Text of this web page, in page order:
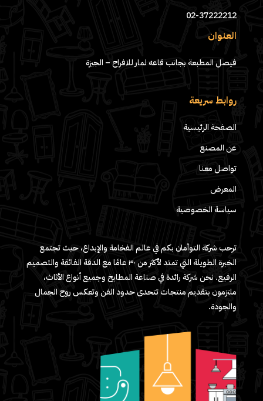
02-37222212
العنوان
فيصل المطبعة بجانب قاعه لمار للافراح – الجيزة
روابط سريعة
الصفحة الرئيسية
عن المصنع
تواصل معنا
المعرض
سياسة الخصوصية
ترحب شركة التوأمان بكم في عالم الفخامة والإبداع، حيث تجتمع
الخبرة الطويلة التي تمتد لأكثر من ٣٠ عامًا مع الدقة الفائقة والتصميم
الرفيع. نحن شركة رائدة في صناعة المطابخ وجميع أنواع الأثاث،
ملتزمون بتقديم منتجات تتحدى حدود الفن وتعكس روح الجمال
والجودة.